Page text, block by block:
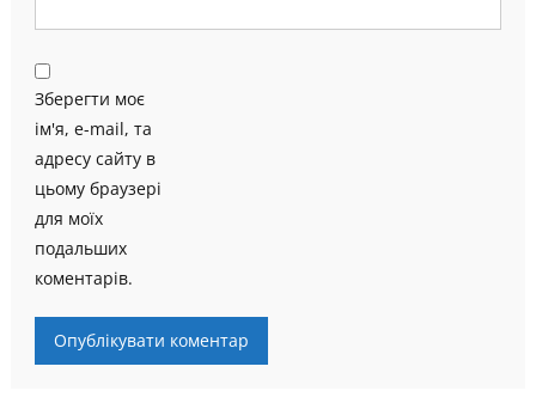
Зберегти моє
ім'я, e-mail, та
адресу сайту в
цьому браузері
для моїх
подальших
коментарів.